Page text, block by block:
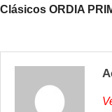
Clásicos ORDIA